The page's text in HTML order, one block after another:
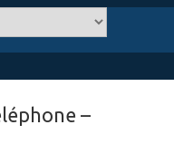
–